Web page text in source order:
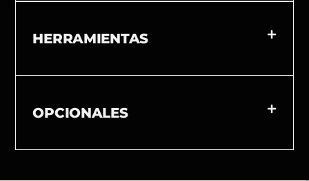
HERRAMIENTAS
OPCIONALES